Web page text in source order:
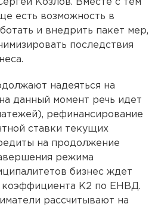
Козлов. Вместе с тем
есть возможность в
и внедрить пакет мер,
последствия
надеяться на
данный момент речь идет
рефинансирование
ставки текущих
на продолжение
режима
бизнес ждет
коэффициента К2 по ЕНВД.
рассчитывают на